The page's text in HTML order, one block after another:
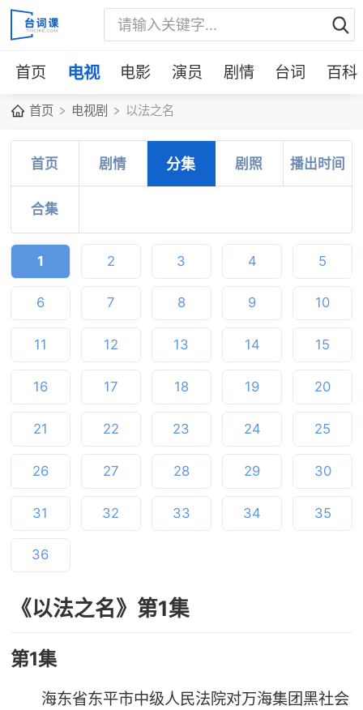
首页 电视 电影 演员 剧情 台词 百科
首页 电视剧 以法之名
首页 剧情 分集 剧照 播出时间
合集
1 2 3 4 5
6 7 8 9 10
11 12 13 14 15
16 17 18 19 20
21 22 23 24 25
26 27 28 29 30
31 32 33 34 35
36
《以法之名》第1集
第1集
海东省东平市中级人民法院对万海集团黑社会